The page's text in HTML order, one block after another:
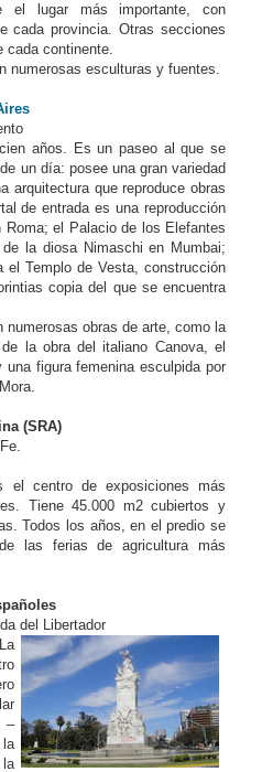
el lugar más importante, con
cada provincia. Otras secciones
cada continente.
numerosas esculturas y fuentes.
años. Es un paseo al que se
un día: posee una gran variedad
arquitectura que reproduce obras
de entrada es una reproducción
el Palacio de los Elefantes
la diosa Nimaschi en Mumbai;
el Templo de Vesta, construcción
copia del que se encuentra
numerosas obras de arte, como la
la obra del italiano Canova, el
figura femenina esculpida por
(SRA)
el centro de exposiciones más
Tiene 45.000 m2 cubiertos y
Todos los años, en el predio se
las ferias de agricultura más
del Libertador
–